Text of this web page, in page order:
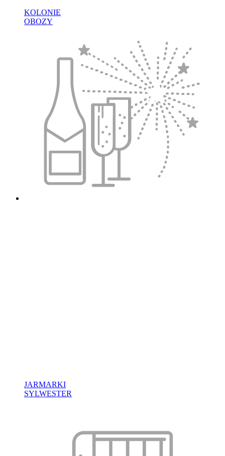
KOLONIE
OBOZY
JARMARKI
SYLWESTER